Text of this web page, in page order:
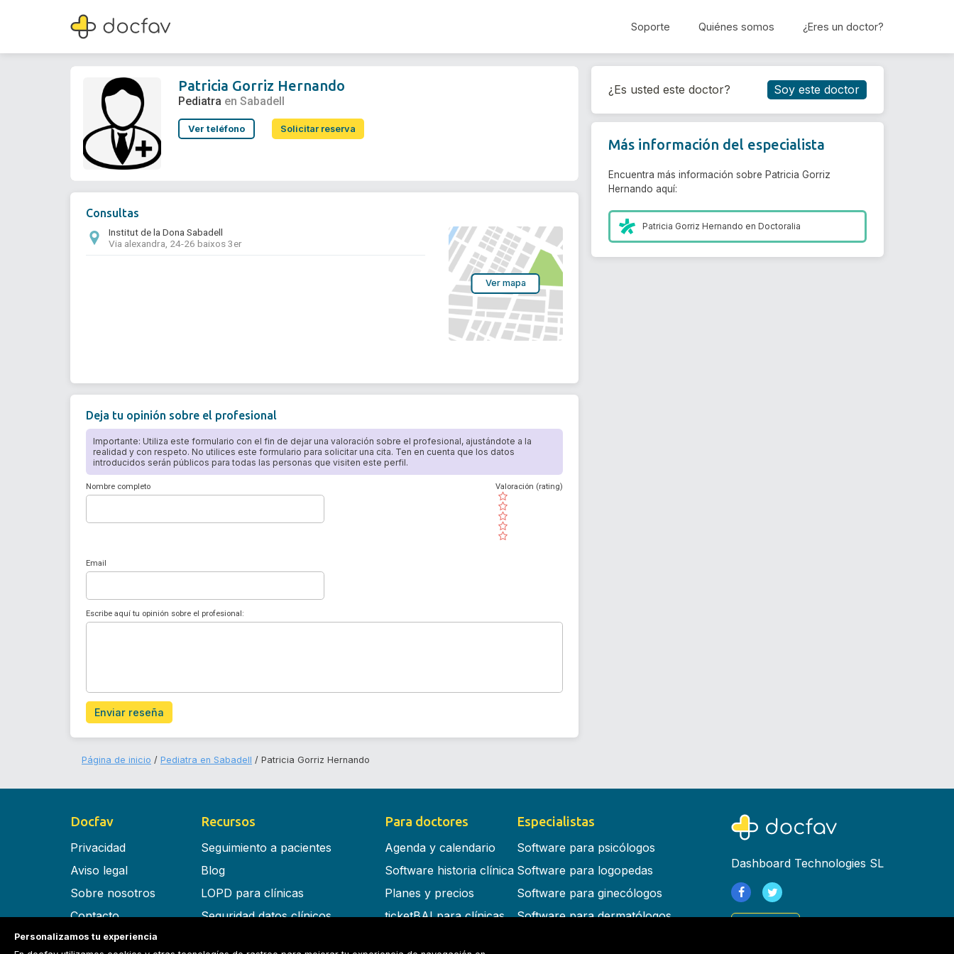
Soporte Quiénes somos ¿Eres un doctor?
Patricia Gorriz Hernando
Pediatra
Reservar cita
Patricia Gorriz Hernando
Pediatra en Sabadell
Ver teléfono Solicitar reserva
Consultas
Institut de la Dona Sabadell
Via alexandra, 24-26 baixos 3er
Ver mapa
Deja tu opinión sobre el profesional
Importante: Utiliza este formulario con el fin de dejar una valoración sobre el profesional, ajustándote a la
realidad y con respeto. No utilices este formulario para solicitar una cita. Ten en cuenta que los datos
introducidos serán públicos para todas las personas que visiten este perfil.
Nombre completo
( )
( )
( )
( )
( )
Valoración (rating)
Email
Escribe aquí tu opinión sobre el profesional:
Enviar reseña
¿Es usted este doctor? Soy este doctor
Más información del especialista
Encuentra más información sobre Patricia Gorriz
Hernando aquí:
Patricia Gorriz Hernando enDoctoralia
Página de inicio Pediatra en Sabadell Patricia Gorriz Hernando
Docfav
Privacidad
Aviso legal
Sobre nosotros
Contacto
Términos y condiciones
Recursos
Seguimiento a pacientes
Blog
LOPD para clínicas
Seguridad datos clínicos
Para doctores
Agenda y calendario
Software historia clínica
Planes y precios
ticketBAI para clínicas
Especialistas
Software para psicólogos
Software para logopedas
Software para ginecólogos
Software para dermatólogos
Dashboard Technologies SL
Personalizamos tu experiencia